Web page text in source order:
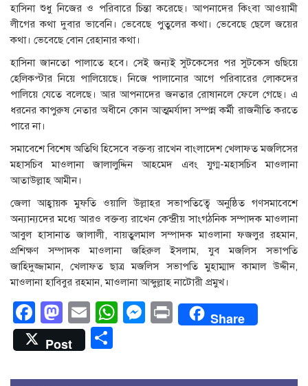
হাসিনা শুধু নিজের ও পরিবারে চিন্তা করেছে। আপনাদের কিংবা আওয়ামী
লীগের কথা দুবার ভাবেনি। ভেবেছে পুতুলের কথা। ভেবেছে ছেলে জয়ের
কথা। ভেবেছে বোন রেহানার কথা।
হাসিনা জানতো পালাতে হবে। সেই জন্যই সুটকেসের পর সুটকেস গুছিয়ে
হেলিকপ্টার নিয়ে পালিয়েছে। নিজে পালানোর আগে পরিবারের লোকদের
পালিয়ে যেতে বলেছে। আর আপনাদের জনতার রোষানলে ফেলে গেছে। এ
ধরনের কাপুরুষ নেতার অধীনে কোন আত্মমর্যাদা সম্পন্ন কর্মী রাজনীতি করতে
পারে না।
সমাবেশে বিশেষ অতিথি হিসেবে বক্তব্য রাখেন বাংলাদেশ খেলাফত মজলিসের
মহাসচিব মাওলানা জালালুদ্দিন আহমেদ এবং যুগ্ম-মহাসচিব মাওলানা
আতাউল্লাহ আমীন।
জেলা আহ্বায়ক মুফতি ওয়ালি উল্লাহর সভাপতিত্বে অনুষ্ঠিত গণসমাবেশে
অন্যান্যদের মধ্যে আরও বক্তব্য রাখেন কেন্দ্রীয় সাংগঠনিক সম্পাদক মাওলানা
আবুল হাসানাত জালালী, বায়তুলমাল সম্পাদক মাওলানা ফজলুর রহমান,
প্রশিক্ষণ সম্পাদক মাওলানা জহিরুল ইসলাম, যুব মজলিস সভাপতি
জাহিদুজ্জামান, খেলাফত ছাত্র মজলিস সভাপতি মুহাম্মাদ কামাল উদ্দীন,
মাওলানা হাবিবুর রহমান, মাওলানা আব্দুল্লাহ নাটোরী প্রমুখ।
Facebook
Mastodon
EmailWhatsApp
Messenger
PrintShare
Post